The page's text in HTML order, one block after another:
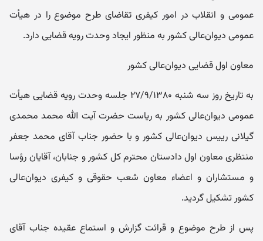
عمومی و انقلاب در امور کیفری تقاضای طرح موضوع را در هیأت
عمومی دیوان‌عالی کشور به منظور ایجاد وحدت رویه قضایی دارد.
معاون اول قضایی دیوان‌عالی کشور
به تاریخ روز سه شنبه ۲۷/۹/۱۳۸۰ جلسه وحدت رویه قضایی هیأت
عمومی دیوان‌عالی کشور به ریاست حضرت آیت الله محمد محمدی
گیلانی رییس دیوان‌عالی کشور و با حضور جناب آقای محمد جعفر
منتظری معاون اول دادستان محترم کل کشور و جنابان، آقایان رؤسا
و مستشاران و اعضاء معاون شعب حقوقی و کیفری دیوان‌عالی
کشور تشکیل گردید.
پس از طرح موضوع و قرائت گزارش و استماع عقیده جناب آقای